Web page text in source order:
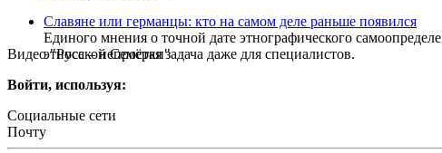
Видео "Русской Семёрки"
Славяне или германцы: кто на самом деле раньше появился
Единого мнения о точной дате этнографического
этноса – непростая задача даже для специалистов.
Войти, используя:
Социальные сети
Почту